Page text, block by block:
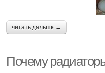
читать дальше →
Почему